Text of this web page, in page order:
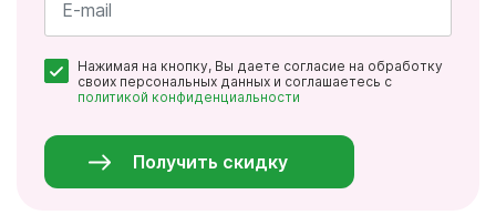
*
Нажимая на кнопку, Вы даете согласие на обработку
своих персональных данных и соглашаетесь с
политикой конфиденциальности
Получить скидку